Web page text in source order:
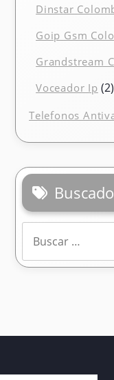
Dinstar
Goip Gsm
Grandstream
Voceador Ip 22
Telefonos